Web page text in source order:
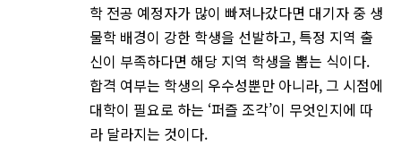
학 전공 예정자가 많이 빠져나갔다면 대기자 중 생
물학 배경이 강한 학생을 선발하고, 특정 지역 출
신이 부족하다면 해당 지역 학생을 뽑는 식이다.
합격 여부는 학생의 우수성뿐만 아니라, 그 시점에
대학이 필요로 하는 ‘퍼즐 조각’이 무엇인지에 따
라 달라지는 것이다.